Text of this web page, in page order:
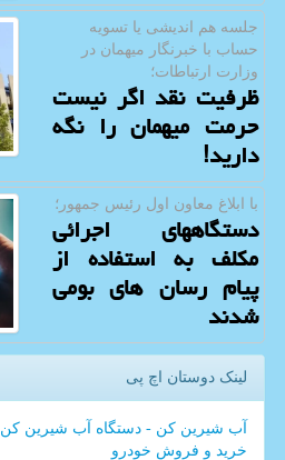
جلسه هم اندیشی یا تسویه
حساب با خبرنگار میهمان در
وزارت ارتباطات؛
ظرفیت نقد اگر نیست
حرمت میهمان را نگه
دارید!
با ابلاغ معاون اول رئیس جمهور؛
دستگاههای اجرائی
مکلف به استفاده از
پیام رسان های بومی
شدند
لینک دوستان اچ پی
آب شیرین کن - دستگاه آب شیرین کن
خرید و فروش خودرو